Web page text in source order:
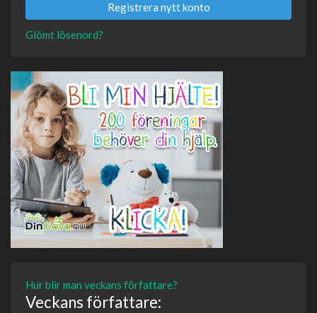
Registrera nytt konto
Glömt lösenord?
Hur blir man veckans författare?
Veckans författare: